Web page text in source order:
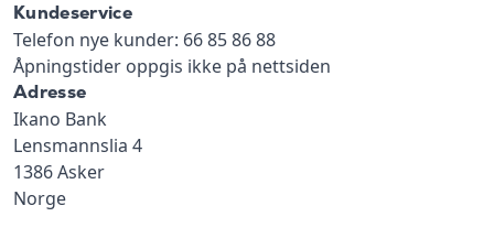
Kundeservice
Telefon nye kunder: 66 85 86 88
Åpningstider oppgis ikke på nettsiden
Adresse
Ikano Bank
Lensmannslia 4
1386 Asker
Norge